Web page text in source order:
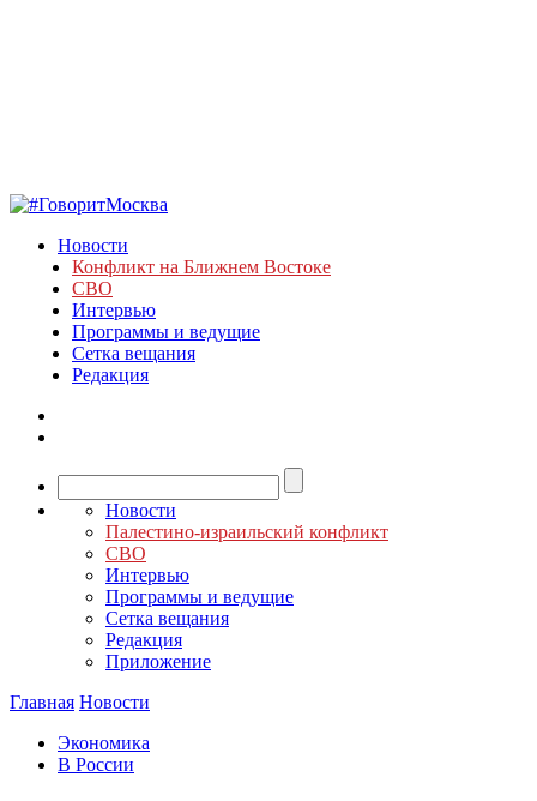
Новости
Конфликт на Ближнем Востоке
СВО
Интервью
Программы и ведущие
Сетка вещания
Редакция
Новости
Палестино-израильский конфликт
СВО
Интервью
Программы и ведущие
Сетка вещания
Редакция
Приложение
Главная Новости
Экономика
В России